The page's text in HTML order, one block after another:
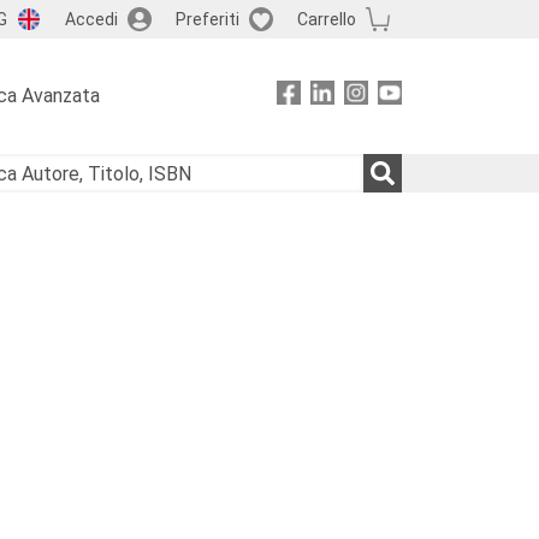
Accedi Preferiti Carrello
Avanzata